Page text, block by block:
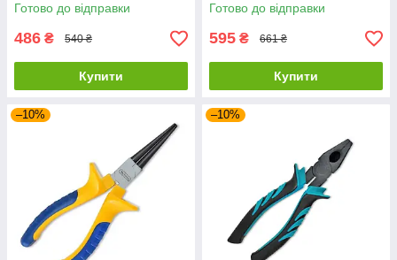
Готово до відправки
486 ₴ 540 ₴
Купити
Готово до відправки
595 ₴ 661 ₴
Купити
–10% –10%